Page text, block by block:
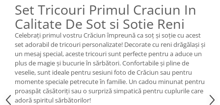
Set Tricouri Primul Craciun In
Calitate De Sot si Sotie Reni
Celebrați primul vostru Crăciun împreună ca soț și soție cu acest
set adorabil de tricouri personalizate! Decorate cu reni drăgălași și
un mesaj special, aceste tricouri sunt perfecte pentru a aduce un
plus de magie și bucurie în sărbători. Confortabile și pline de
veselie, sunt ideale pentru sesiuni foto de Crăciun sau pentru
momente speciale petrecute în familie. Un cadou minunat pentru
proaspăt căsătoriți sau o surpriză simpatică pentru cuplurile care
adoră spiritul sărbătorilor!